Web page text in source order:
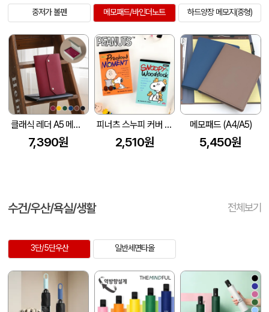
중저가 볼펜 메모패드/바인더노트 하드양장 메모지(중형)
클래식 레더 A5 메모패드 날개형 (215*160mm) (고급선물용 자석케이스 포함)
7,390원
피너츠 스누피 커버 메모패드
2,510원
메모패드 (A4/A5)
5,450원
수건/우산/욕실/생활 전체보기
3단/5단우산 일반세면타올